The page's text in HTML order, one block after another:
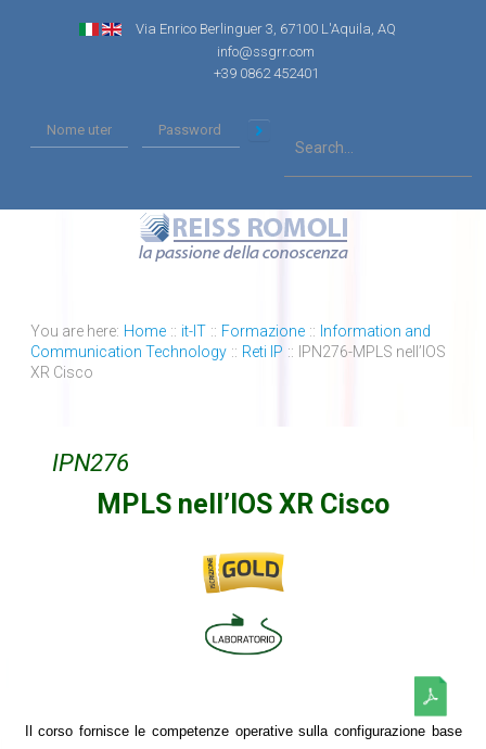
Via Enrico Berlinguer 3, 67100 L'Aquila, AQ
info@ssgrr.com
+39 0862 452401
You are here: Home :: it-IT :: Formazione :: Information and
Communication Technology :: Reti IP ::
IPN276-MPLS nell’IOS
XR Cisco
IPN276
MPLS nell’IOS XR Cisco
Il corso fornisce le competenze operative sulla configurazione base